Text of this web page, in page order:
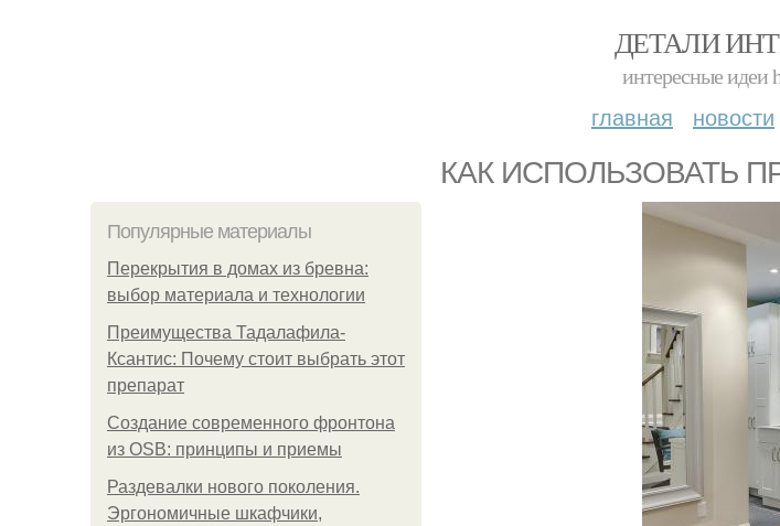
ДЕТАЛИ
интересные идеи
главная новости
КАК ИСПОЛЬЗОВАТЬ
Популярные материалы
Перекрытия в домах из бревна:
выбор материала и технологии
Преимущества Тадалафила-
Ксантис: Почему стоит выбрать этот
препарат
Создание современного фронтона
из OSB: принципы и приемы
Раздевалки нового поколения.
Эргономичные шкафчики,